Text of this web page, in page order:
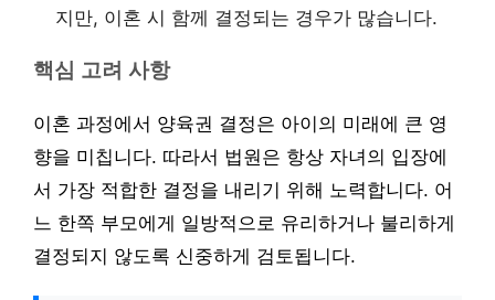
지만, 이혼 시 함께 결정되는 경우가 많습니다.
핵심 고려 사항
이혼 과정에서 양육권 결정은 아이의 미래에 큰 영
향을 미칩니다. 따라서 법원은 항상 자녀의 입장에
서 가장 적합한 결정을 내리기 위해 노력합니다. 어
느 한쪽 부모에게 일방적으로 유리하거나 불리하게
결정되지 않도록 신중하게 검토됩니다.